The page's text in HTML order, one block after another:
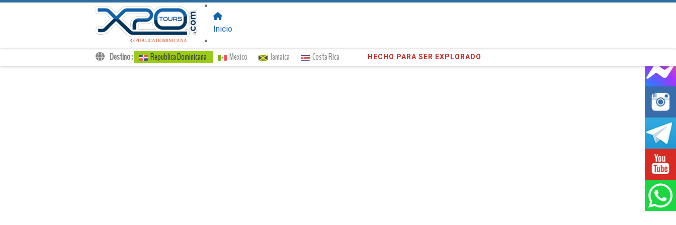
Destino : Republica Dominicana Mexico Jamaica Costa Rica ¡Confíe en373,020clientes que hemos servido!
REPUBLICA DOMINICANA
Inicio
Traslados